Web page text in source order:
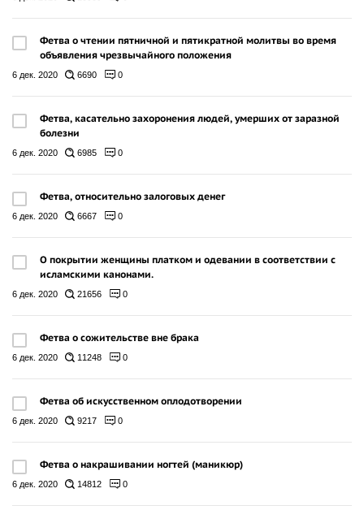
Фетва о чтении пятничной и пятикратной молитвы во время
объявления чрезвычайного положения
6 дек. 2020 6690 0
Фетва, касательно захоронения людей, умерших от заразной
болезни
6 дек. 2020 6985 0
Фетва, относительно залоговых денег
6 дек. 2020 6667 0
О покрытии женщины платком и одевании в соответствии с
исламскими канонами.
6 дек. 2020 21656 0
Фетва о сожительстве вне брака
6 дек. 2020 11248 0
Фетва об искусственном оплодотворении
6 дек. 2020 9217 0
Фетва о накрашивании ногтей (маникюр)
6 дек. 2020 14812 0